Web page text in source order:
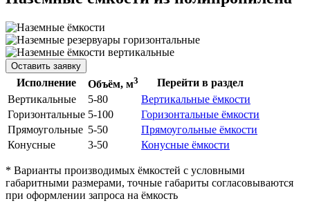
Оставить заявку
Исполнение Объём, м3
Перейти в раздел
Вертикальные
5-80
Вертикальные ёмкости
Горизонтальные 5-100
Горизонтальные ёмкости
Прямоугольные 5-50
Прямоугольные ёмкости
Конусные
3-50 Конусные ёмкости
* Варианты производимых ёмкостей с условными
габаритными размерами, точные габариты согласовываются
при оформлении запроса на ёмкость